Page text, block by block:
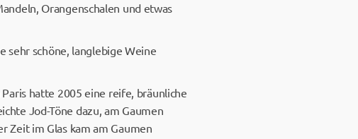
Orangenschalen und etwas
sehr schöne, langlebige Weine
hatte 2005 eine reife, bräunliche
Jod-Töne dazu, am Gaumen
Zeit im Glas kam am Gaumen